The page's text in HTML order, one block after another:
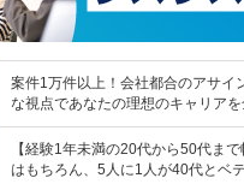
案件1万件以上！会社都合のアサイ
な視点であなたの理想のキャリアを
【経験1年未満の20代から50代ま
はもちろん、5人に1人が40代とベ